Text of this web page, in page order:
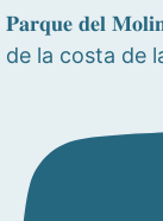
𝐏𝐚𝐫𝐪𝐮𝐞 𝐝𝐞𝐥
de la costa de